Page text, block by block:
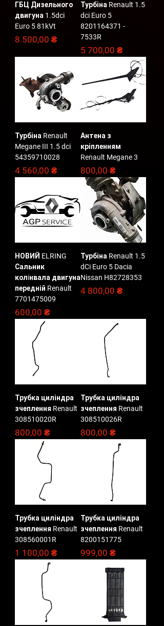
ГБЦ Дизельного
двигуна 1.5dci
Euro 5 81kVt
Ціна
8 500,00 ₴
Турбіна Renault 1.5
dci Euro 5
8201164371 -
7533R
Ціна
5 700,00 ₴
Турбіна Renault
Megane III 1.5 dci
54359710028
Ціна
4 560,00 ₴
Антена з
кріпленням
Renault Megane 3
Ціна
800,00 ₴
НОВИЙ ELRING
Сальник
колiнвала двигуна
передній Renault
7701475009
Ціна
600,00 ₴
Турбіна Renault 1.5
dCi Euro 5 Dacia
Nissan H82728353
Ціна
4 800,00 ₴
Трубка циліндра
зчеплення Renault
308510020R
Ціна
800,00 ₴
Трубка циліндра
зчеплення Renault
308510026R
Ціна
800,00 ₴
Трубка циліндра
зчеплення Renault
308560001R
Ціна
1 100,00 ₴
Трубка циліндра
зчеплення Renault
8200151775
Ціна
999,00 ₴